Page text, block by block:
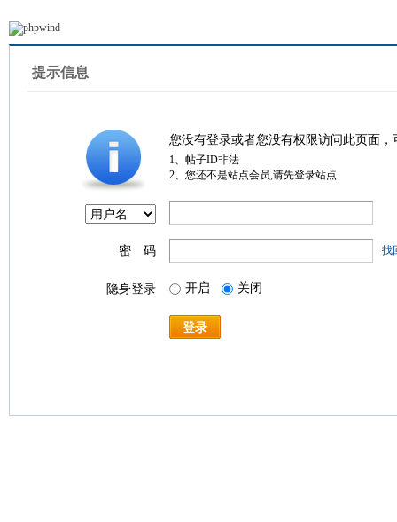
提示信息
您没有登录或者您没有权限访问此页面
1、帖子ID非法
2、您还不是站点会员,请先登录站点
密 码 找
隐身登录 开启 关闭
登录